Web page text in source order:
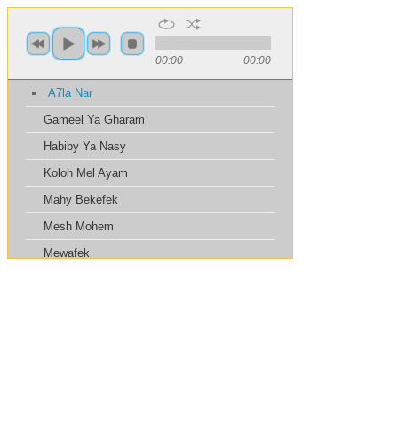
00:00 00:00
A7la Nar
Gameel Ya Gharam
Habiby Ya Nasy
Koloh Mel Ayam
Mahy Bekefek
Mesh Mohem
Mewafek